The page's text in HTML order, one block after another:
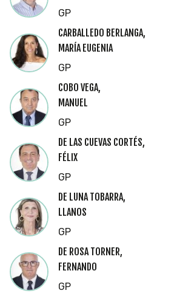
GP
CARBALLEDO BERLANGA,
MARÍA EUGENIA
GP
COBO VEGA,
MANUEL
GP
DE LAS CUEVAS CORTÉS,
FÉLIX
GP
DE LUNA TOBARRA,
LLANOS
GP
DE ROSA TORNER,
FERNANDO
GP